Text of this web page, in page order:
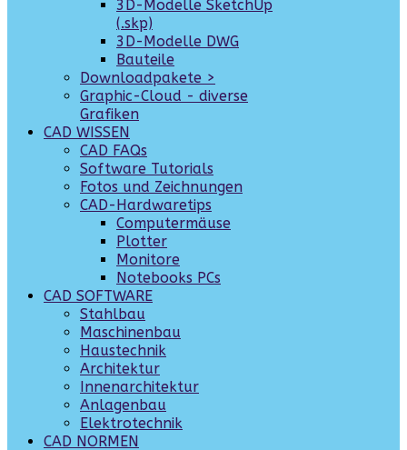
3D-Modelle SketchUp
(.skp)
3D-Modelle DWG
Bauteile
Downloadpakete >
Graphic-Cloud - diverse
Grafiken
CAD WISSEN
CAD FAQs
Software Tutorials
Fotos und Zeichnungen
CAD-Hardwaretips
Computermäuse
Plotter
Monitore
Notebooks PCs
CAD SOFTWARE
Stahlbau
Maschinenbau
Haustechnik
Architektur
Innenarchitektur
Anlagenbau
Elektrotechnik
CAD NORMEN